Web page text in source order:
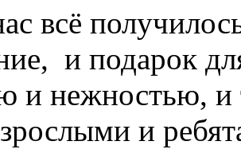
всё
и подарок
и нежностью, и
и